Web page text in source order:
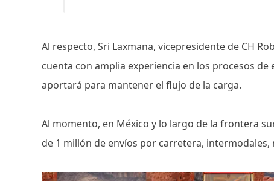
Al respecto, Sri Laxmana, vicepresidente de CH
cuenta con amplia experiencia en los procesos
aportará para mantener el flujo de la carga.
Al momento, en México y lo largo de la frontera
de 1 millón de envíos por carretera, intermodales,